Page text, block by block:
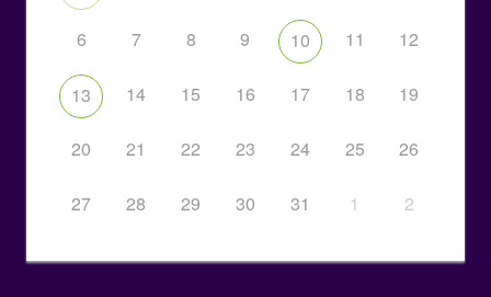
6 7 8 9 10 11 12
13 14 15 16 17 18 19
20 21 22 23 24 25 26
27 28 29 30 31 1 2